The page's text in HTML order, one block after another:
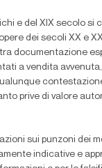
e del XIX secolo si
dei secoli XX e
documentazione
a vendita
prive di valore
sui punzoni dei
indicative e